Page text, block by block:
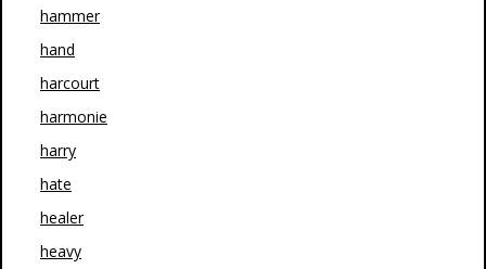
hammer
hand
harcourt
harmonie
harry
hate
healer
heavy